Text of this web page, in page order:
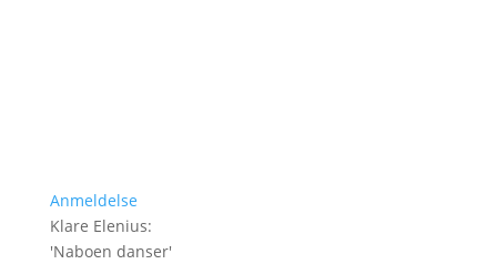
Anmeldelse
Klare Elenius:
'Naboen danser'